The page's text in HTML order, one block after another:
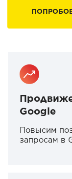
Google
Повысим
запросам в